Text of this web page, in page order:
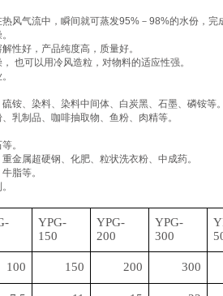
风气流中，瞬间就可蒸发95%－98%的水份，完
性好，产品纯度高，质量好。
也可以用冷风造粒，对物料的适应性强。
铵、染料、染料中间体、白炭黑、石墨、磷铵等。
乳制品、咖啡抽取物、鱼粉、肉精等。
。
金属超硬钢、化肥、粒状洗衣粉、中成药。
脂等。
YPG-
150
YPG-
200
YPG-
300
100 150 200 300